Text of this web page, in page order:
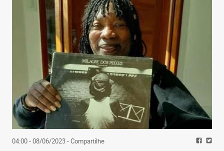
04:00 - 08/06/2023- Compartilhe